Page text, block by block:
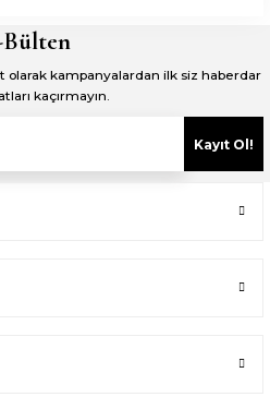
Bülten
kampanyalardan ilk siz haberdar
kaçırmayın.
Kayıt Ol!